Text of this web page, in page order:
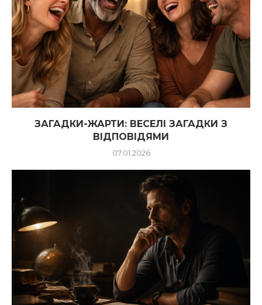
ЗАГАДКИ-ЖАРТИ: ВЕСЕЛІ ЗАГАДКИ З
ВІДПОВІДЯМИ
07.01.2026